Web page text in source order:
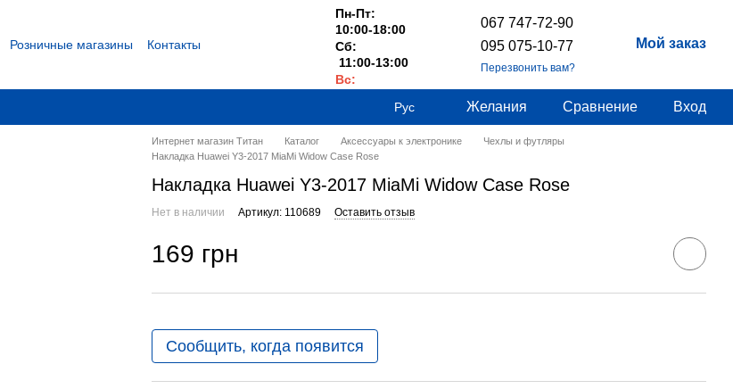
Розничные магазины
Контакты
Пн-Пт:
10:00-18:00
Сб:
11:00-13:00
Вс:
067 747-72-90
095 075-10-77
Перезвонить вам?
Мой заказ
Рус Желания Сравнение Вход
Интернет магазин Титан Каталог Аксессуары к электронике
Чехлы и футляры
Накладка Huawei Y3-2017 MiaMi Widow Case Rose
Накладка Huawei Y3-2017 MiaMi Widow Case Rose
Нет в наличии Артикул: 110689 Оставить отзыв
169 грн
Сообщить, когда появится